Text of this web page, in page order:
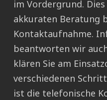
im Vordergrund.
akkuraten Beratung
Kontaktaufnahme.
beantworten wir
klären Sie am
verschiedenen
ist die telefonische